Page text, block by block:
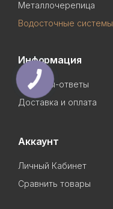
Металлочерепица
Водосточные системы
Информация
Вопросы-ответы
Доставка и оплата
Аккаунт
Личный Кабинет
Сравнить товары